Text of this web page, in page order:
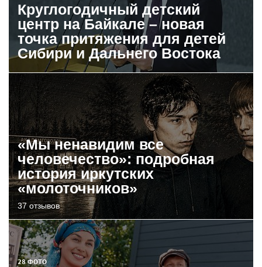
Круглогодичный детский
центр на Байкале – новая
точка притяжения для детей
Сибири и Дальнего Востока
«Мы ненавидим все
человечество»: подробная
история иркутских
«молоточников»
37 отзывов
28 ФОТО